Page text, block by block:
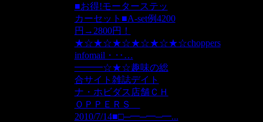
■お得!モーターステッ
カーセット■A-set例4200
円→2800円！
★☆★☆★☆★☆★☆★☆choppers
infomail・‥…
━━━☆★☆趣味の総
合サイト雑誌デイト
ナ・ホビダス店舗ＣＨ
ＯＰＰＥＲＳ
2010/7/14■□─━─━─━...